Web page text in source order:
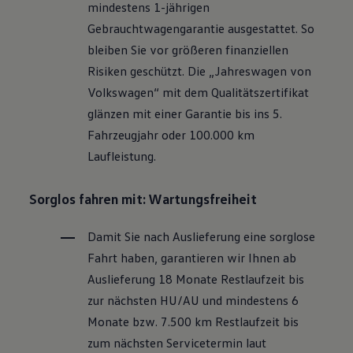
Motorenöl und Flüssigkeiten
Räder und Reifen
Pannen- und Unfallhilfe
Economy Service
Volkswagen Teile
Modellspezifisches Zubehör
Schutz und Pflege
Entertainment und Elektronik
Individualisieren
Wallbox und Ladekabel
Dienste für Ihr Modell finden
Volkswagen Apps, Login und Shop
Updates für Software, Karten und Radio
Über Ihr Auto
Vorgängermodelle
Kundeninformationen
Volkswagen Kundenbetreuung
Warn- und Kontrollleuchten
Assistenzsysteme
Digitale Betriebsanleitung
mindestens 1-jährigen
Gebrauchtwagengarantie ausgestattet. So
bleiben Sie vor größeren finanziellen
Risiken geschützt. Die „Jahreswagen von
Volkswagen“ mit dem Qualitätszertifikat
glänzen mit einer Garantie bis ins 5.
Fahrzeugjahr oder 100.000 km
Laufleistung.
Sorglos fahren mit: Wartungsfreiheit
Damit Sie nach Auslieferung eine sorglose
Fahrt haben, garantieren wir Ihnen ab
Auslieferung 18 Monate Restlaufzeit bis
zur nächsten HU/AU und mindestens 6
Monate bzw. 7.500 km Restlaufzeit bis
zum nächsten Servicetermin laut